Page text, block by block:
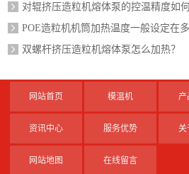
对辊挤压造粒机熔体泵的控温精度如何
POE造粒机机筒加热温度一般设定在多
双螺杆挤压造粒机熔体泵怎么加热？
网站首页 模温机 产
资讯中心 服务优势 关
网站地图 在线留言